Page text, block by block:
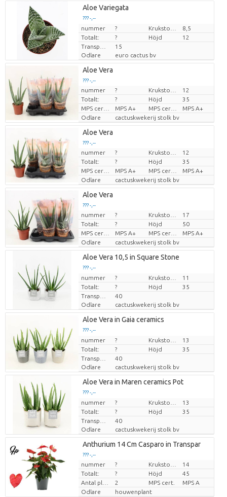
Aloe Variegata
??? -,--
Pris per enhet
nummer ?
8,5
Totalt:
? Höjd
12
15
Odlare
euro cactus bv
Aloe Vera
??? -,--
Pris per enhet
nummer ?
12
Totalt:
? Höjd
35
MPS certifikat.
MPS A+
MPS A+
Odlare
cactuskwekerij stolk bv
Aloe Vera
??? -,--
Pris per enhet
nummer ?
12
Totalt:
? Höjd
35
MPS certifikat.
MPS A+
MPS A+
Odlare
cactuskwekerij stolk bv
Aloe Vera
??? -,--
Pris per enhet
nummer ?
17
Totalt:
? Höjd
50
MPS certifikat.
MPS A+
MPS A+
Odlare
cactuskwekerij stolk bv
Aloe Vera 10,5 in Square Stone
??? -,--
Pris per enhet
nummer ?
11
Totalt:
? Höjd
35
40
Odlare
cactuskwekerij stolk bv
Aloe Vera in Gaia ceramics
??? -,--
Pris per enhet
nummer ?
13
Totalt:
? Höjd
35
40
Odlare
cactuskwekerij stolk bv
Aloe Vera in Maren ceramics Pot
??? -,--
Pris per enhet
nummer ?
13
Totalt:
? Höjd
35
40
Odlare
cactuskwekerij stolk bv
Anthurium 14 Cm Casparo in Transpar
??? -,--
Pris per enhet
nummer ?
14
Totalt:
? Höjd
45
2 MPS cert.
MPS A
Odlare
houwenplant